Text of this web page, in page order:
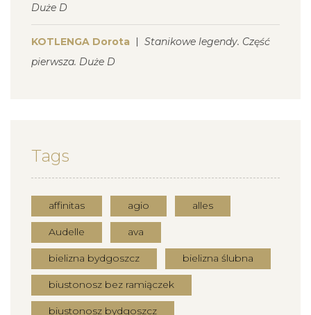
Duże D
KOTLENGA Dorota
Stanikowe legendy. Część
pierwsza. Duże D
Tags
affinitas agio alles
Audelle ava
bielizna bydgoszcz bielizna ślubna
biustonosz bez ramiączek
biustonosz bydgoszcz